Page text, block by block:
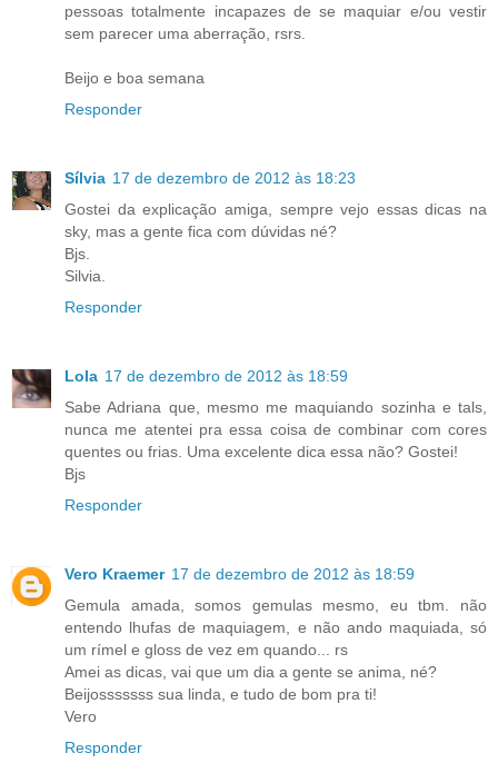
pessoas totalmente incapazes de se maquiar e/ou vestir
sem parecer uma aberração, rsrs.
Beijo e boa semana
Responder
Sílvia 17 de dezembro de 2012 às 18:23
Gostei da explicação amiga, sempre vejo essas dicas na
sky, mas a gente fica com dúvidas né?
Bjs.
Silvia.
Responder
Lola 17 de dezembro de 2012 às 18:59
Sabe Adriana que, mesmo me maquiando sozinha e tals,
nunca me atentei pra essa coisa de combinar com cores
quentes ou frias. Uma excelente dica essa não? Gostei!
Bjs
Responder
Vero Kraemer 17 de dezembro de 2012 às 18:59
Gemula amada, somos gemulas mesmo, eu tbm. não
entendo lhufas de maquiagem, e não ando maquiada, só
um rímel e gloss de vez em quando... rs
Amei as dicas, vai que um dia a gente se anima, né?
Beijosssssss sua linda, e tudo de bom pra ti!
Vero
Responder